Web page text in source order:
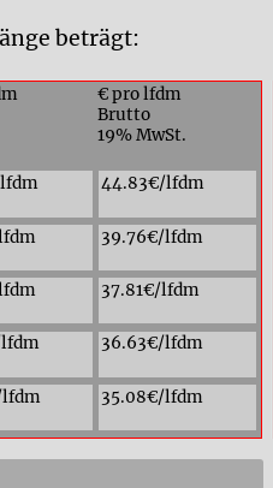
beträgt:
€ pro lfdm
Brutto
19% MwSt.
44.83€/lfdm
39.76€/lfdm
37.81€/lfdm
36.63€/lfdm
35.08€/lfdm